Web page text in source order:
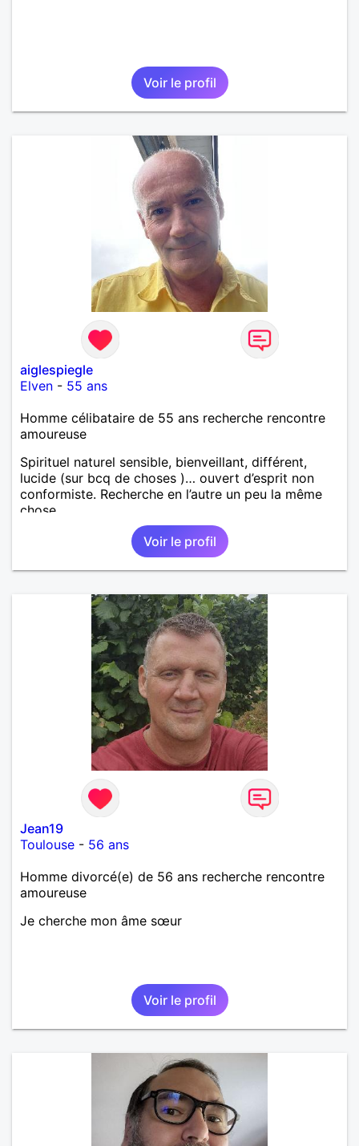
Voir le profil
aiglespiegle
Elven - 55 ans
Homme célibataire de 55 ans recherche rencontre
amoureuse
Spirituel naturel sensible, bienveillant, différent,
lucide (sur bcq de choses )… ouvert d’esprit non
conformiste. Recherche en l’autre un peu la même
chose…
Voir le profil
Jean19
Toulouse - 56 ans
Homme divorcé(e) de 56 ans recherche rencontre
amoureuse
Je cherche mon âme sœur
Voir le profil